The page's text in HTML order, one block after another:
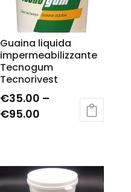
Guaina liquida
impermeabilizzante
Tecnogum
Tecnorivest
€35.00 –
€95.00